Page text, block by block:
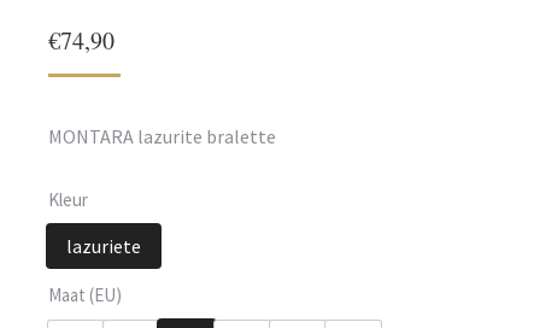
€74,90
MONTARA lazurite bralette
Kleur
lazuriete
Maat (EU)